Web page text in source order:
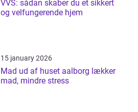
VVS: sådan skaber du et sikkert
og velfungerende hjem
15 january 2026
Mad ud af huset aalborg lækker
mad, mindre stress